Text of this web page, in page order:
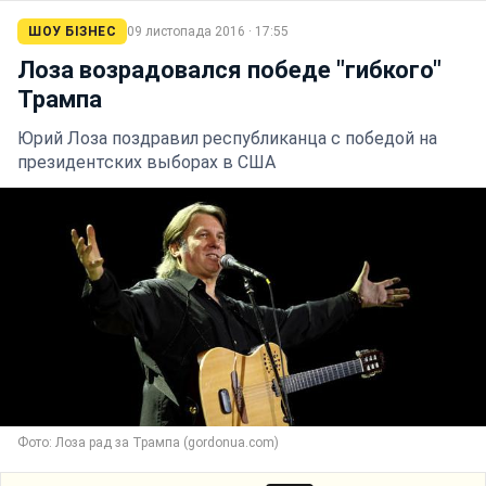
ШОУ БІЗНЕС 09 листопада 2016 · 17:55
Лоза возрадовался победе "гибкого"
Трампа
Юрий Лоза поздравил республиканца с победой на
президентских выборах в США
Фото: Лоза рад за Трампа (gordonua.com)